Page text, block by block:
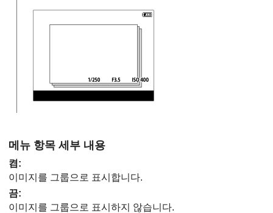
메뉴 항목 세부 내용
켬 :
이미지를 그룹으로 표시합니다.
끔:
이미지를 그룹으로 표시하지 않습니다.